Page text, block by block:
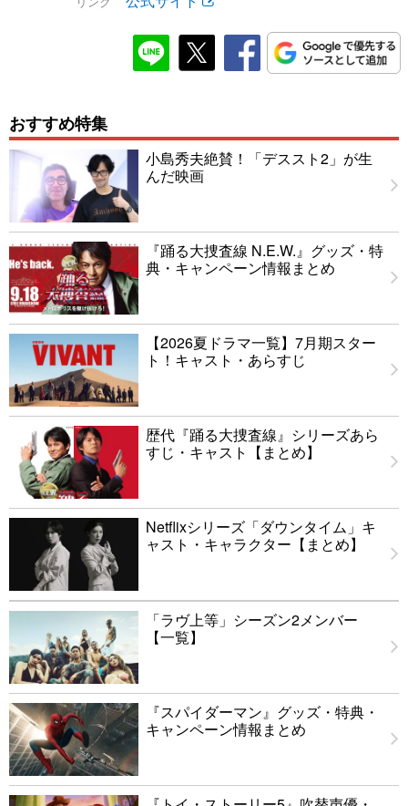
おすすめ特集
小島秀夫絶賛！「デススト2」が生
んだ映画
『踊る大捜査線 N.E.W.』グッズ・特
典・キャンペーン情報まとめ
【2026夏ドラマ一覧】7月期スター
ト！キャスト・あらすじ
歴代『踊る大捜査線』シリーズあら
すじ・キャスト【まとめ】
Netflixシリーズ「ダウンタイム」キ
ャスト・キャラクター【まとめ】
「ラヴ上等」シーズン2メンバー
【一覧】
『スパイダーマン』グッズ・特典・
キャンペーン情報まとめ